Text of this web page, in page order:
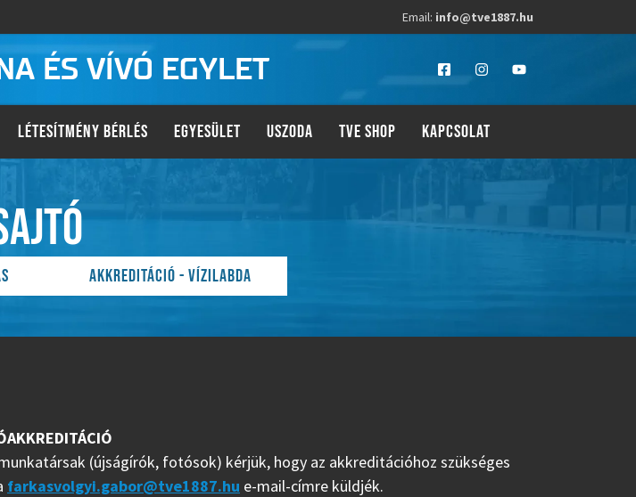
Email: info@tve1887.hu
ÉS VÍVÓ EGYLET
LÉTESÍTMÉNY BÉRLÉS EGYESÜLET USZODA TVE SHOP KAPCSOLAT
AKKREDITÁCIÓ - VÍZILABDA
(újságírók, fotósok) kérjük, hogy az akkreditációhoz szükséges
farkasvolgyi.gabor@tve1887.hu e-mail-címre küldjék.